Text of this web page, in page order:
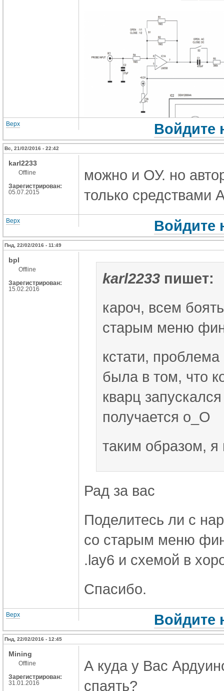
Верх Войдите
Вс, 21/02/2016 - 22:42
karl2233
Offline
Зарегистрирован:
05.07.2015
можно и ОУ. но
только средствами
Верх Войдите
Пнд, 22/02/2016 - 11:49
bpl
Offline
Зарегистрирован:
15.02.2016
karl2233 пишет:
кароч, всем
старым меню
кстати,
была в том, что
кварц
получается о_О
таким образом, я
Рад за вас
Поделитесь ли с
со старым меню
.lay6 и схемой в
Спасибо.
Верх Войдите
Пнд, 22/02/2016 - 12:45
Mining
Offline
Зарегистрирован:
31.01.2016
А куда у Вас
спаять?